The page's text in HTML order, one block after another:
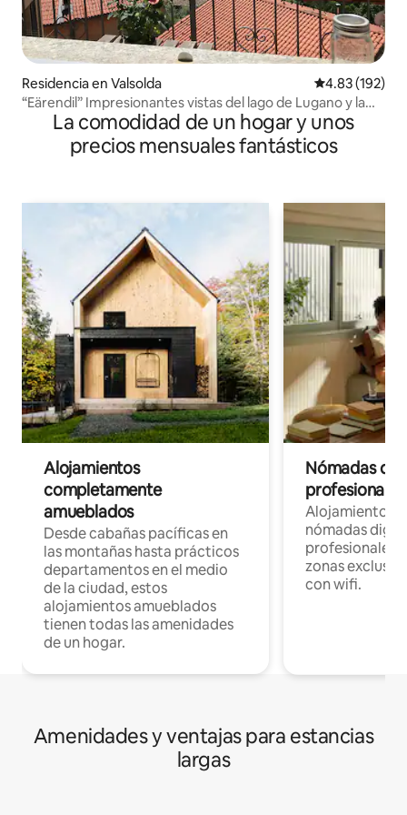
Residencia en Valsolda Calificación
4.83 (192)
“Eärendil” Impresionantes vistas del lago de Lugano y la
naturaleza
La comodidad de un hogar y unos
precios mensuales fantásticos
Alojamientos
completamente
amueblados
Desde cabañas pacíficas en
las montañas hasta prácticos
departamentos en el medio
de la ciudad, estos
alojamientos amueblados
tienen todas las amenidades
de un hogar.
Nómadas
Alojamientos
nómadas
profesionales
zonas
con wifi.
Amenidades y ventajas para estancias
largas